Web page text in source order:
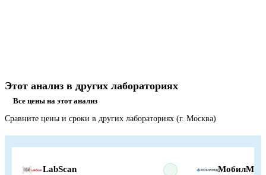
Этот анализ в других лабораториях
Все цены на этот анализ
Сравните цены и сроки в других лабораториях (г. Москва)
LabScan МобилМед